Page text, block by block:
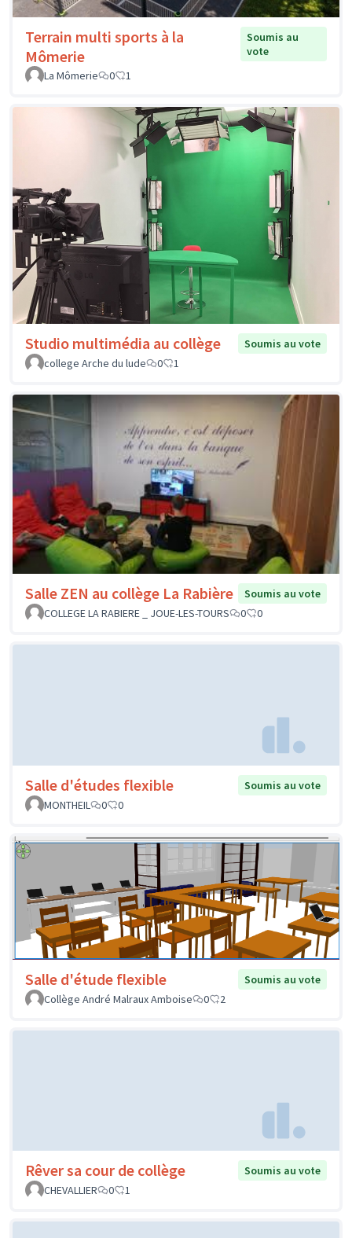
Terrain multi sports à la
Mômerie
Soumis au
vote
La Mômerie
0 1
Studio multimédia au collège
Soumis au vote
college Arche du lude
0 1
Salle ZEN au collège La Rabière
Soumis au vote
COLLEGE LA RABIERE _ JOUE-LES-TOURS
0 0
Salle d'études flexible
Soumis au vote
MONTHEIL
0 0
Salle d'étude flexible
Soumis au vote
Collège André Malraux Amboise
0 2
Rêver sa cour de collège
Soumis au vote
CHEVALLIER
0 1